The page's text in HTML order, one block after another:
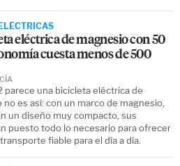
eléctrica de magnesio con 50
cuesta menos de 500
parece una bicicleta eléctrica de
no es así: con un marco de magnesio,
un diseño muy compacto, sus
puesto todo lo necesario para ofrecer
fiable para el día a día.